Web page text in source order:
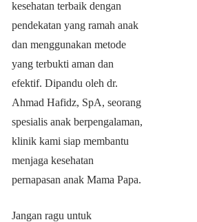
kesehatan terbaik dengan
pendekatan yang ramah anak
dan menggunakan metode
yang terbukti aman dan
efektif. Dipandu oleh dr.
Ahmad Hafidz, SpA, seorang
spesialis anak berpengalaman,
klinik kami siap membantu
menjaga kesehatan
pernapasan anak Mama Papa.
Jangan ragu untuk